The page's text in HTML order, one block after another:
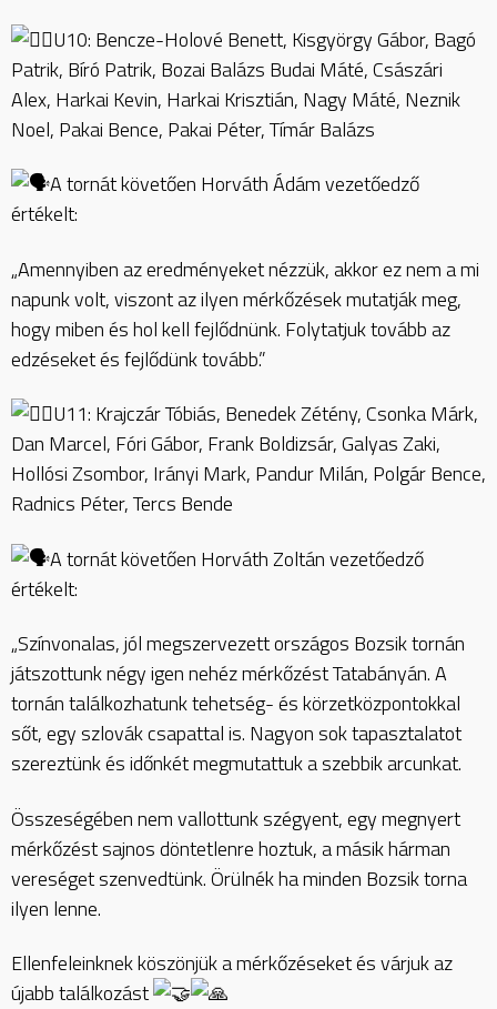
U10: Bencze-Holové Benett, Kisgyörgy Gábor, Bagó
Patrik, Bíró Patrik, Bozai Balázs Budai Máté, Császári
Alex, Harkai Kevin, Harkai Krisztián, Nagy Máté, Neznik
Noel, Pakai Bence, Pakai Péter, Tímár Balázs
A tornát követően Horváth Ádám vezetőedző
értékelt:
„Amennyiben az eredményeket nézzük, akkor ez nem a mi
napunk volt, viszont az ilyen mérkőzések mutatják meg,
hogy miben és hol kell fejlődnünk. Folytatjuk tovább az
edzéseket és fejlődünk tovább.”
U11: Krajczár Tóbiás, Benedek Zétény, Csonka Márk,
Dan Marcel, Fóri Gábor, Frank Boldizsár, Galyas Zaki,
Hollósi Zsombor, Irányi Mark, Pandur Milán, Polgár Bence,
Radnics Péter, Tercs Bende
A tornát követően Horváth Zoltán vezetőedző
értékelt:
„Színvonalas, jól megszervezett országos Bozsik tornán
játszottunk négy igen nehéz mérkőzést Tatabányán. A
tornán találkozhatunk tehetség- és körzetközpontokkal
sőt, egy szlovák csapattal is. Nagyon sok tapasztalatot
szereztünk és időnkét megmutattuk a szebbik arcunkat.
Összeségében nem vallottunk szégyent, egy megnyert
mérkőzést sajnos döntetlenre hoztuk, a másik hárman
vereséget szenvedtünk. Örülnék ha minden Bozsik torna
ilyen lenne.
Ellenfeleinknek köszönjük a mérkőzéseket és várjuk az
újabb találkozást